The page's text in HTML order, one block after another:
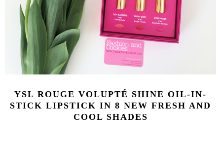
YSL ROUGE VOLUPTÉ SHINE OIL-IN-
STICK LIPSTICK IN 8 NEW FRESH AND
COOL SHADES